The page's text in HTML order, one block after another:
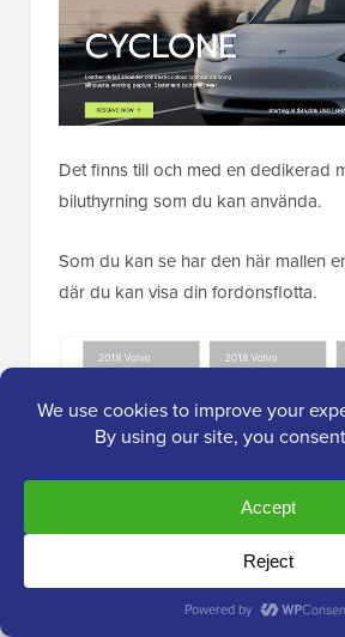
Det finns till och med en dedikerad
biluthyrning som du kan använda.
Som du kan se har den här mallen
där du kan visa din fordonsflotta.
Du kan enkelt ladda upp dina egna